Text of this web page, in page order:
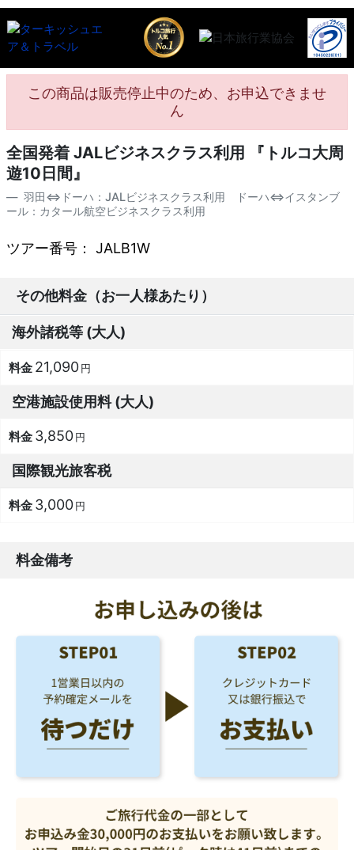
この商品は販売停止中のため、お申込できませ
ん
全国発着 JALビジネスクラス利用 『トルコ大周
遊10日間』
羽田⇔ドーハ：JALビジネスクラス利用 ドーハ⇔イスタンブ
ール：カタール航空ビジネスクラス利用
ツアー番号： JALB1W
その他料金（お一人様あたり）
海外諸税等 (大人)
21,090円
空港施設使用料 (大人)
3,850円
国際観光旅客税
3,000円
料金備考